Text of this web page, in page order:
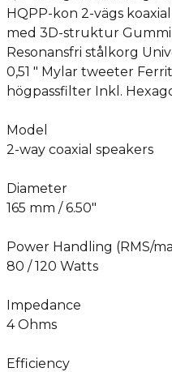
HQPP-kon 2-vägs
med 3D-struktur
Resonansfri stålkorg
0,51 ″ Mylar tweeter
högpassfilter Inkl.
Model
2-way coaxial speakers
Diameter
165 mm / 6.50″
Power Handling (RMS/
80 / 120 Watts
Impedance
4 Ohms
Efficiency